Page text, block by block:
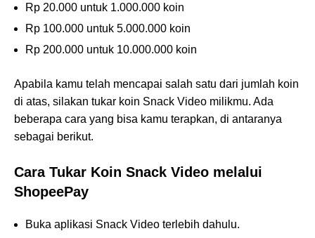
Rp 20.000 untuk 1.000.000 koin
Rp 100.000 untuk 5.000.000 koin
Rp 200.000 untuk 10.000.000 koin
Apabila kamu telah mencapai salah satu dari jumlah koin
di atas, silakan tukar koin Snack Video milikmu. Ada
beberapa cara yang bisa kamu terapkan, di antaranya
sebagai berikut.
Cara Tukar Koin Snack Video melalui
ShopeePay
Buka aplikasi Snack Video terlebih dahulu.